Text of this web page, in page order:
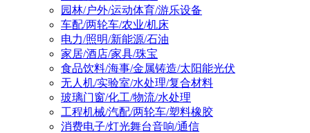
园林/户外/运动体育/游乐设备
车配/两轮车/农业/机床
电力/照明/新能源/石油
家居/酒店/家具/珠宝
食品饮料/海事/金属铸造/太阳能光伏
无人机/实验室/水处理/复合材料
玻璃门窗/化工/物流/水处理
工程机械/汽配/两轮车/塑料橡胶
消费电子/灯光舞台音响/通信